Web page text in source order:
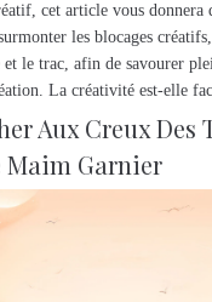
cet article vous donnera
les blocages
et le trac, afin de savourer
La créativité est-elle
Aux Creux Des
Maim Garnier